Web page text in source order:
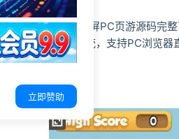
气球天堂HTML5全屏PC页游源码完
具、关卡、积分系统，支持PC浏览器
源码展示
立即赞助